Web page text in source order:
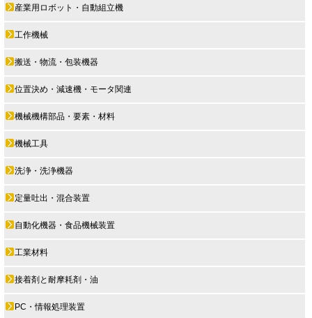
産業用ロボット・自動組立機
工作機械
搬送・物流・包装機器
位置決め・減速機・モータ関連
機械機構部品・要素・材料
機械工具
洗浄・洗浄機器
定量吐出・混合装置
自動化機器・食品機械装置
工業材料
接着剤と耐摩耗剤・油
PC・情報処理装置